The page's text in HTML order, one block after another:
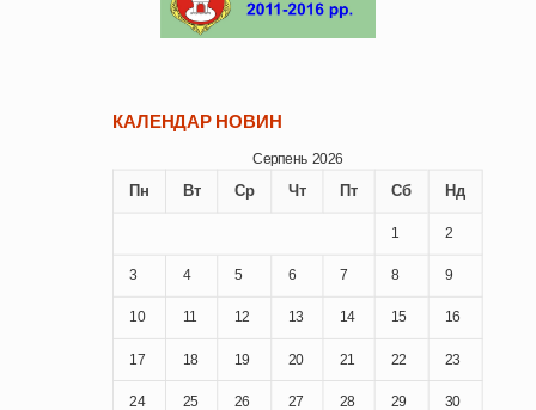
КАЛЕНДАР НОВИН
Серпень 2026
Пн Вт Ср Чт Пт Сб Нд
1 2
3 4 5 6 7 8 9
10 11 12 13 14 15 16
17 18 19 20 21 22 23
24 25 26 27 28 29 30